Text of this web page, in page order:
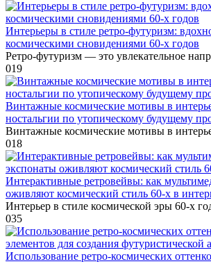
Интерьеры в стиле ретро-футуризм:
космическими сновидениями 60-х годов
Ретро-футуризм — это увлекательное
019
Винтажные космические мотивы в
ностальгии по утопическому будущему
Винтажные космические мотивы в
018
Интерактивные ретровейвы: как
оживляют космический стиль 60-х в
Интерьер в стиле космической эры 60-х
035
Использование ретро-космических